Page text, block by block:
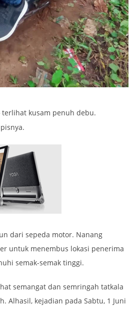
terlihat kusam penuh debu.
dari sepeda motor. Nanang
untuk menembus lokasi penerima
semak-semak tinggi.
semangat dan semringah tatkala
Alhasil, kejadian pada Sabtu, 1 Juni